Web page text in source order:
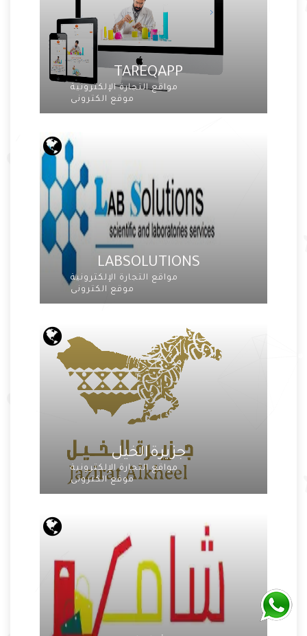
TAREQAPP
مواقع التجارة الإلكترونية
موقع الكترونى
LABSOLUTIONS
مواقع التجارة الإلكترونية
موقع الكترونى
جزيرة الخيل
مواقع التجارة الإلكترونية
موقع الكترونى